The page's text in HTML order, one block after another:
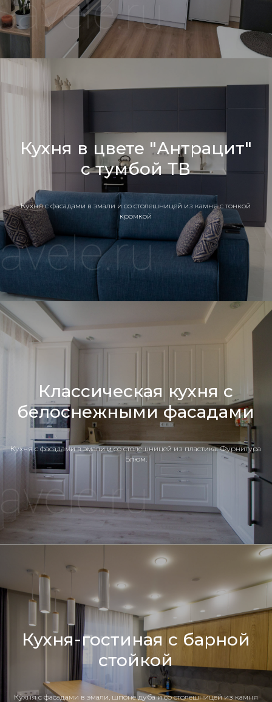
Кухня в цвете "Антрацит"
с тумбой ТВ
Кухня c фасадами в эмали и со столешницей из камня с тонкой
кромкой
Классическая кухня с
белоснежными фасадами
Кухня c фасадами в эмали и со столешницей из пластика. Фурнитура
Блюм.
Кухня-гостиная с барной
стойкой
Кухня c фасадами в эмали, шпоне дуба и со столешницей из камня